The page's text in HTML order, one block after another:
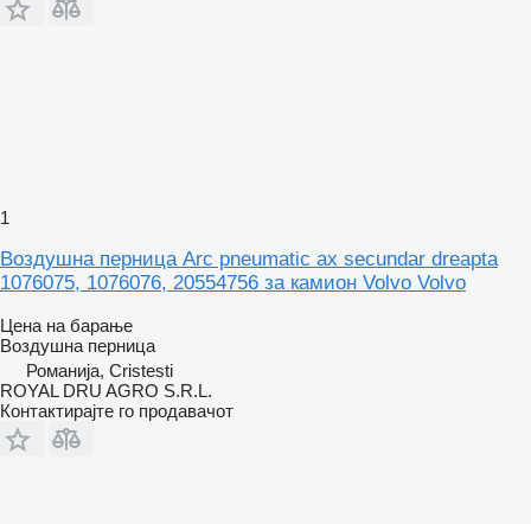
1
Воздушна перница Arc pneumatic ax secundar dreapta
1076075, 1076076, 20554756 за камион Volvo Volvo
Цена на барање
Воздушна перница
Романија, Cristesti
ROYAL DRU AGRO S.R.L.
Контактирајте го продавачот